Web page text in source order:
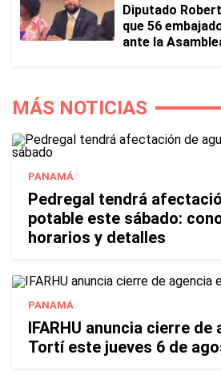
Diputado
que 56
ante la
MÁS NOTICIAS
PANAMÁ
Pedregal tendrá
potable este sábado:
horarios y detalles
PANAMÁ
IFARHU anuncia cierre de
Tortí este jueves 6 de